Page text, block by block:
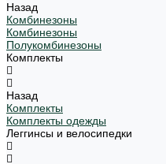
Назад
Комбинезоны
Комбинезоны
Полукомбинезоны
Комплекты
Назад
Комплекты
Комплекты одежды
Леггинсы и велосипедки